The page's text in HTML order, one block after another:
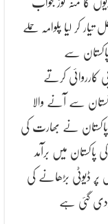
نکات کا لائحہ عمل تیار کر لیا پلوامہ حملے
سے
کرتے
سے آنے والا
نے بھارت کی
میں برآمد
ڈیوٹی بڑھانے کی
گئی ہے